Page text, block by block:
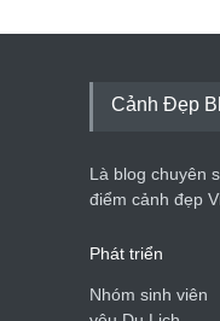
Cảnh Đẹp
Là blog chuyên
điểm cảnh đẹp
Phát triển
Nhóm sinh viên